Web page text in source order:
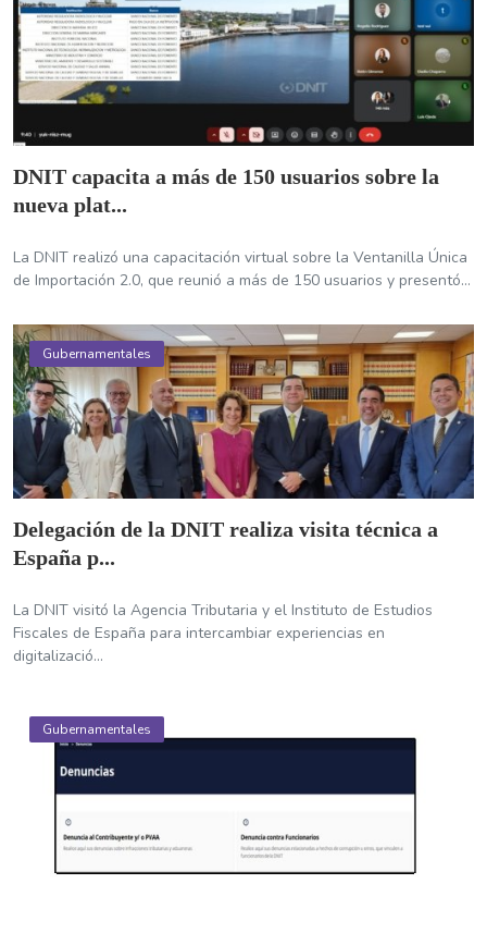
DNIT capacita a más de 150 usuarios sobre la
nueva plat...
La DNIT realizó una capacitación virtual sobre la Ventanilla Única
de Importación 2.0, que reunió a más de 150 usuarios y presentó...
Gubernamentales
Delegación de la DNIT realiza visita técnica a
España p...
La DNIT visitó la Agencia Tributaria y el Instituto de Estudios
Fiscales de España para intercambiar experiencias en
digitalizació...
Gubernamentales